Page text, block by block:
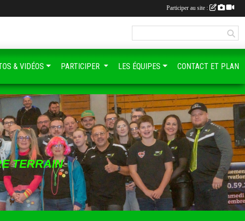
TERRAIN
& VIDÉOS PARTICIPER LES ÉQUIPES CONTACT ET PLAN
Participer au site :